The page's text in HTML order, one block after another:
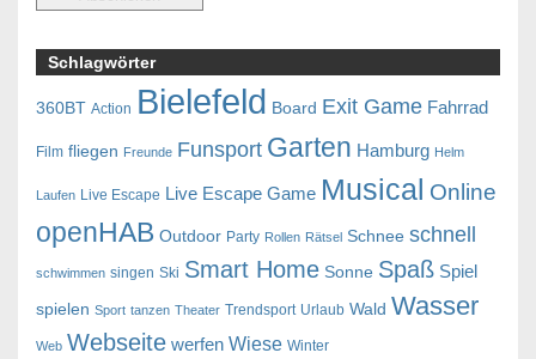
Schlagwörter
360BT Action Bielefeld Board Exit Game Fahrrad
Film fliegen Freunde Funsport Garten Hamburg Helm
Laufen Live Escape Live Escape Game Musical Online
openHAB Outdoor Party Rollen Rätsel Schnee schnell
schwimmen singen Ski Smart Home Sonne Spaß Spiel
spielen Sport tanzen Theater Trendsport Urlaub Wald Wasser
Web Webseite werfen Wiese Winter